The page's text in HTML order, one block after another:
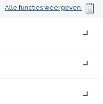
Alle functies weergeven